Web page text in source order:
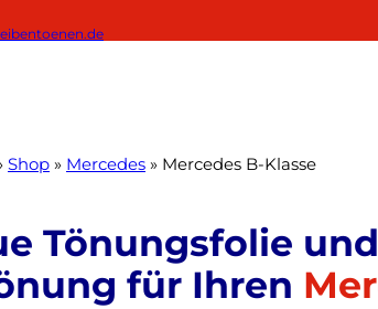
Shop » Mercedes » Mercedes B-Klasse